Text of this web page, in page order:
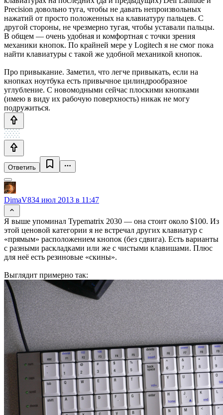
Precision довольно туга, чтобы не давать непроизвольных
нажатий от просто положенных на клавиатуру пальцев. С
другой стороны, не чрезмерно тугая, чтобы уставали пальцы.
В общем — очень удобная и комфортная с точки зрения
механики кнопок. По крайней мере у Logitech я не смог пока
найти клавиатуры с такой же удобной механикой кнопок.
Про привыкание. Заметил, что легче привыкать, если на
кнопках ноутбука есть привычное цилиндрообразное
углубление. С новомодными сейчас плоскими кнопками
(имею в виду их рабочую поверхность) никак не могу
подружиться.
Ответить
DimaV834 июл 2013 в 11:47
Я выше упоминал Typematrix 2030 — она стоит около $100. Из
этой ценовой категории я не встречал других клавиатур с
«прямым» расположением кнопок (без сдвига). Есть варианты
с разными раскладками или же с чистыми клавишами. Плюс
для неё есть резиновые «скины».
Выглядит примерно так: